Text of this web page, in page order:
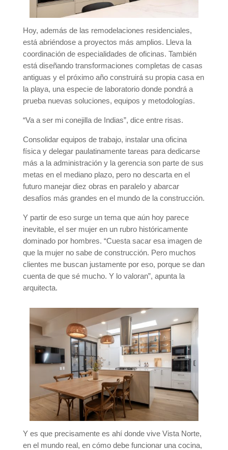
Hoy, además de las remodelaciones residenciales,
está abriéndose a proyectos más amplios. Lleva la
coordinación de especialidades de oficinas. También
está diseñando transformaciones completas de casas
antiguas y el próximo año construirá su propia casa en
la playa, una especie de laboratorio donde pondrá a
prueba nuevas soluciones, equipos y metodologías.
“Va a ser mi conejilla de Indias”, dice entre risas.
Consolidar equipos de trabajo, instalar una oficina
física y delegar paulatinamente tareas para dedicarse
más a la administración y la gerencia son parte de sus
metas en el mediano plazo, pero no descarta en el
futuro manejar diez obras en paralelo y abarcar
desafíos más grandes en el mundo de la construcción.
Y partir de eso surge un tema que aún hoy parece
inevitable, el ser mujer en un rubro históricamente
dominado por hombres. “Cuesta sacar esa imagen de
que la mujer no sabe de construcción. Pero muchos
clientes me buscan justamente por eso, porque se dan
cuenta de que sé mucho. Y lo valoran”, apunta la
arquitecta.
Y es que precisamente es ahí donde vive Vista Norte,
en el mundo real, en cómo debe funcionar una cocina,